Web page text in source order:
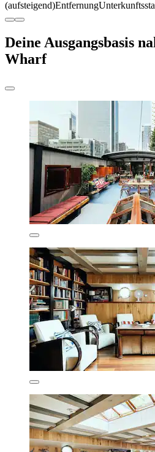
(aufsteigend)Entfernung
Deine Ausgangsbasis
Wharf